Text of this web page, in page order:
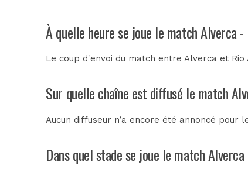
À quelle heure se joue le match Alverca -
Le coup d'envoi du match entre Alverca et
Sur quelle chaîne est diffusé le match
Aucun diffuseur n’a encore été annoncé pour
Dans quel stade se joue le match